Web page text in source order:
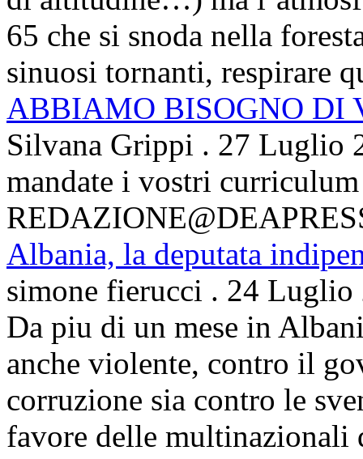
65 che si snoda nella
sinuosi tornanti, respirare
ABBIAMO BISOGNO DI
Silvana Grippi . 27 Luglio
mandate i vostri
Albania, la deputata
simone fierucci . 24 Luglio
Da piu di un mese in
anche violente, contro il
corruzione sia contro le
favore delle multinazionali